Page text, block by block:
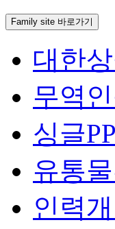
Family site 바로가기
대한
무역
싱글
유통
인력